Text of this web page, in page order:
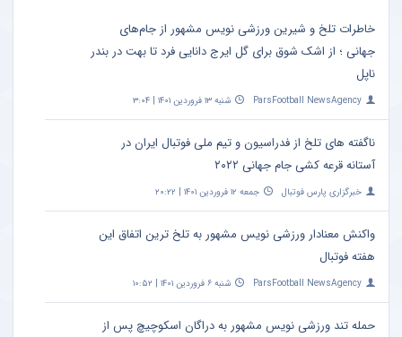
خاطرات تلخ و شیرین ورزشی نویس مشهور از جام‌های
جهانی ؛ از اشک شوق برای گل ایرج دانایی فرد تا بهت در بندر
ناپل
ParsFootball NewsAgency شنبه ۱۳ فروردین ۱۴۰۱ | ۳:۰۴
ناگفته های تلخ از فدراسیون و تیم ملی فوتبال ایران در
آستانه قرعه کشی جام جهانی ۲۰۲۲
خبرگزاری پارس فوتبال جمعه ۱۲ فروردین ۱۴۰۱ | ۲۰:۲۲
واکنش معنادار ورزشی نویس مشهور به تلخ ترین اتفاق این
هفته فوتبال
ParsFootball NewsAgency شنبه ۶ فروردین ۱۴۰۱ | ۱۰:۵۲
حمله تند ورزشی نویس مشهور به دراگان اسکوچیچ پس از